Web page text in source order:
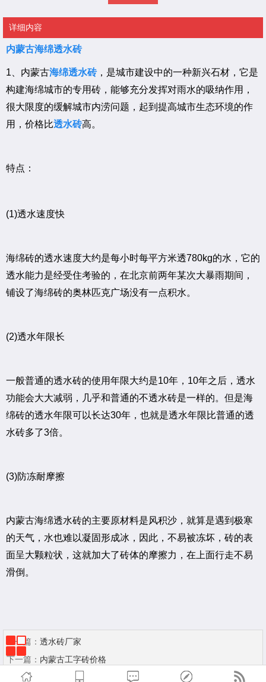
详细内容
内蒙古海绵透水砖
1、内蒙古海绵透水砖，是城市建设中的一种新兴石材，它是
构建海绵城市的专用砖，能够充分发挥对雨水的吸纳作用，
很大限度的缓解城市内涝问题，起到提高城市生态环境的作
用，价格比透水砖高。
特点：
(1)透水速度快
海绵砖的透水速度大约是每小时每平方米透780kg的水，它的
透水能力是经受住考验的，在北京前两年某次大暴雨期间，
铺设了海绵砖的奥林匹克广场没有一点积水。
(2)透水年限长
一般普通的透水砖的使用年限大约是10年，10年之后，透水
功能会大大减弱，几乎和普通的不透水砖是一样的。但是海
绵砖的透水年限可以长达30年，也就是透水年限比普通的透
水砖多了3倍。
(3)防冻耐摩擦
内蒙古海绵透水砖的主要原材料是风积沙，就算是遇到极寒
的天气，水也难以凝固形成冰，因此，不易被冻坏，砖的表
面呈大颗粒状，这就加大了砖体的摩擦力，在上面行走不易
滑倒。
上一篇： 透水砖厂家
下一篇： 内蒙古工字砖价格